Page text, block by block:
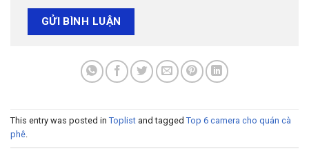
This entry was posted in Toplist and tagged Top 6 camera cho quán cà
phê